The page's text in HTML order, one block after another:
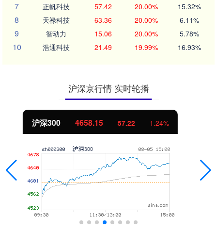
7 正帆科技 57.42 20.00% 15.32%
8 天禄科技 63.36 20.00% 6.11%
9 智动力 15.06 20.00% 5.78%
10 浩通科技 21.49 19.99% 16.93%
沪深京行情 实时轮播
北证50 1119.46 25.97 2.38%